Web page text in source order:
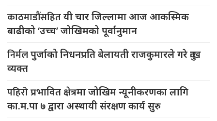
काठमाडौंसहितयी चार जिल्लामा आज आकस्मिक
बाढीको ‘उच्च’ जोखिमको पूर्वानुमान
निर्मलपुर्जाको निधनप्रति बेलायती राजकुमारले गरे दुःख
व्यक्त
पहिरोप्रभावित क्षेत्रमा जोखिम न्यूनीकरणका लागि
का.म.पा ७ द्वारा अस्थायी संरक्षण कार्य सुरु